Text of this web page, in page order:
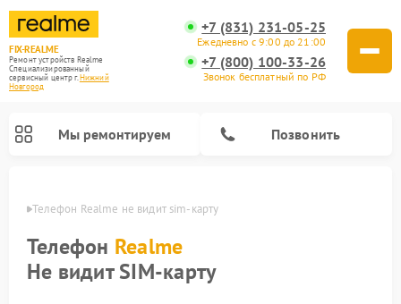
FIX-REALME
Ремонт устройств Realme
Специализированный
cервисный центр г.Нижний
Новгород
+7 (831) 231-05-25
Ежедневно с 9:00 до 21:00
+7 (800) 100-33-26
Звонок бесплатный по РФ
Мы ремонтируем Позвонить
Телефон Realme не видит sim-карту
Телефон Realme
Не видит SIM-карту